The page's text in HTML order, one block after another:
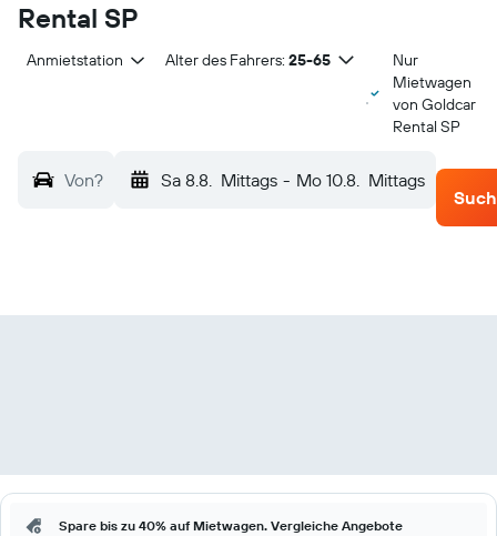
Rental SP
Anmietstation Alter des Fahrers: 25-65
Nur
Mietwagen
von Goldcar
Rental SP
Von? Sa 8.8. Mittags - Mo 10.8. Mittags
Spare bis zu 40% auf Mietwagen. Vergleiche Angebote